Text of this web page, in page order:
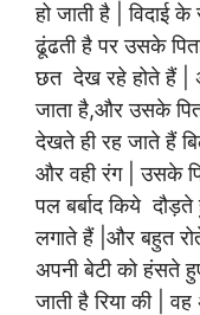
हो जाती है | विदाई
ढूंढती है पर उसके
छत देख रहे होते हैं
जाता है,और उसके
देखते ही रह जाते हैं
और वही रंग | उसके
पल बर्बाद किये
लगाते हैं |और बहुत
अपनी बेटी को हंसते
जाती है रिया की |